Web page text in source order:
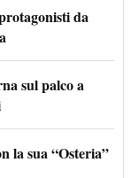
da
sul palco a
la sua “Osteria”